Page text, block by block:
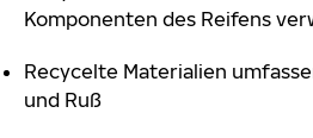
Komponenten des Reifens
Recycelte Materialien
und Ruß